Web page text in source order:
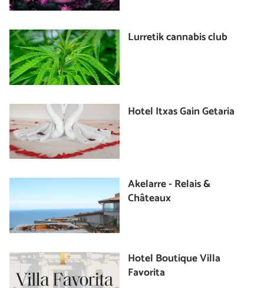
Lurretik cannabis club
Hotel Itxas Gain Getaria
Akelarre - Relais &
Châteaux
Hotel Boutique Villa
Favorita